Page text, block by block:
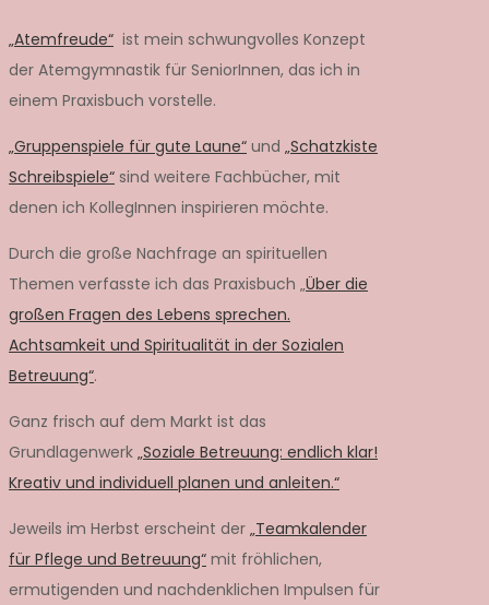
„Atemfreude“ ist mein schwungvolles Konzept
der Atemgymnastik für SeniorInnen, das ich in
einem Praxisbuch vorstelle.
„Gruppenspiele für gute Laune“ und „Schatzkiste
Schreibspiele“ sind weitere Fachbücher, mit
denen ich KollegInnen inspirieren möchte.
Durch die große Nachfrage an spirituellen
Themen verfasste ich das Praxisbuch „Über die
großen Fragen des Lebens sprechen.
Achtsamkeit und Spiritualität in der Sozialen
Betreuung“.
Ganz frisch auf dem Markt ist das
Grundlagenwerk „Soziale Betreuung: endlich klar!
Kreativ und individuell planen und anleiten.“
Jeweils im Herbst erscheint der „Teamkalender
für Pflege und Betreuung“ mit fröhlichen,
ermutigenden und nachdenklichen Impulsen für